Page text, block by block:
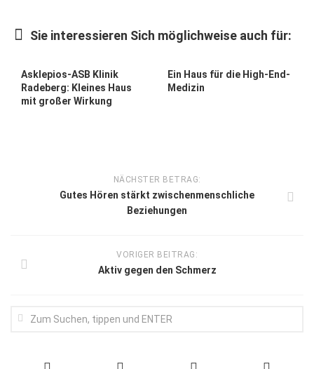
Sie interessieren Sich möglichweise auch für:
Asklepios-ASB Klinik
Radeberg: Kleines Haus
mit großer Wirkung
Ein Haus für die High-End-
Medizin
NÄCHSTER BETRAG:
Gutes Hören stärkt zwischen­menschliche
Beziehungen
VORIGER BEITRAG:
Aktiv gegen den Schmerz